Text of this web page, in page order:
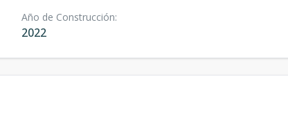
Año de Construcción:
2022